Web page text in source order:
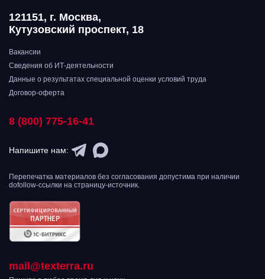
121151, г. Москва,
Кутузовский проспект, 18
Вакансии
Сведения об ИТ-деятельности
Данные о результатах специальной оценки условий труда
Договор-оферта
8 (800) 775-16-41
Напишите нам:
Перепечатка материалов без согласования допустима при наличии
dofollow-ссылки на страницу-источник.
mail@texterra.ru